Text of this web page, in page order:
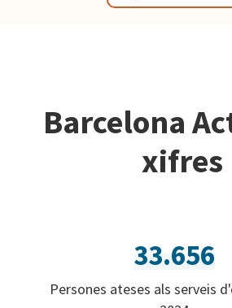
Barcelona
xifres
33.656
Persones ateses als serveis